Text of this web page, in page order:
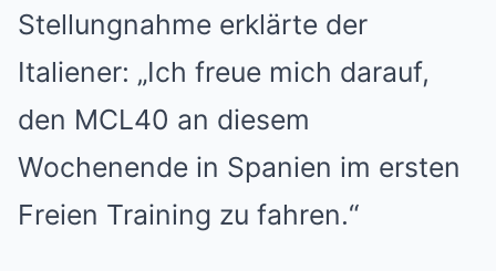
Stellungnahme erklärte der
Italiener: „Ich freue mich darauf,
den MCL40 an diesem
Wochenende in Spanien im ersten
Freien Training zu fahren.“